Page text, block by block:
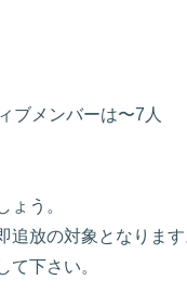
ブメンバーは〜7人
ょう。
追放の対象となりま
て下さい。